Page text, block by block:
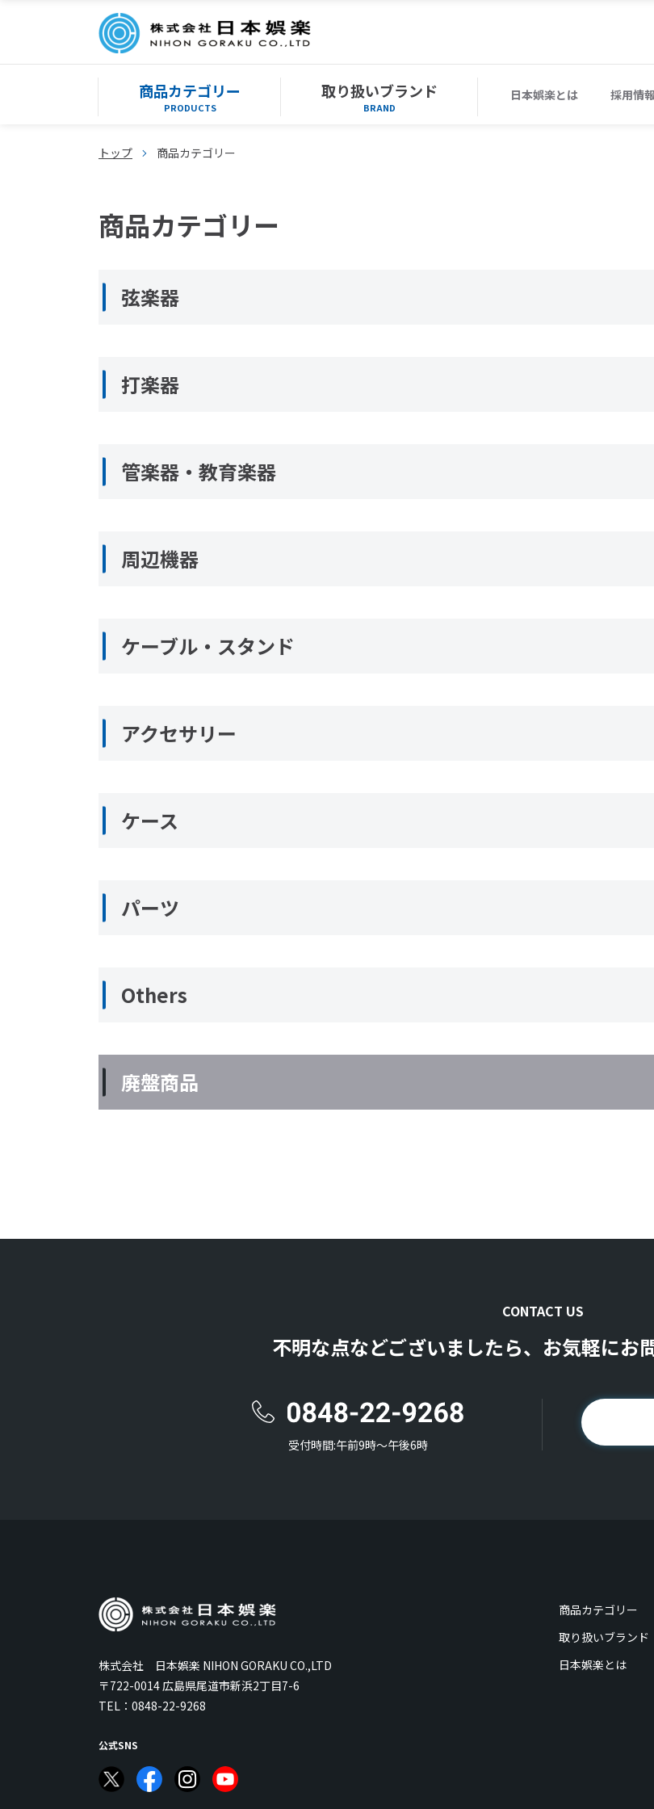
商品カテゴリー
PRODUCTS
取り扱いブランド
BRAND
日本娯楽とは 採用情
トップ 商品カテゴリー
商品カテゴリー
弦楽器
打楽器
管楽器・教育楽器
周辺機器
ケーブル・スタンド
アクセサリー
ケース
パーツ
Others
廃盤商品
CONTACT US
不明な点などございましたら、お気軽にお
受付時間:午前9時〜午後6時
株式会社 日本娯楽 NIHON GORAKU CO.,LTD
〒722-0014 広島県尾道市新浜2丁目7-6
TEL： 0848-22-9268
公式SNS
商品カテゴリー
取り扱いブランド
日本娯楽とは